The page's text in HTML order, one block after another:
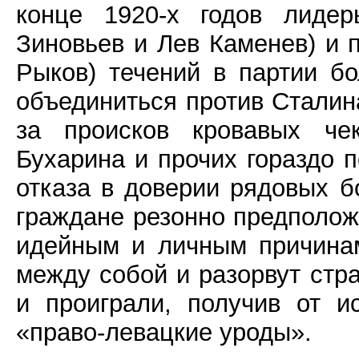
конце 1920-х годов
Зиновьев и Лев Каменев) и
Рыков) течений в партии
объединиться против
за происков кровавых
Бухарина и прочих гораздо
отказа в доверии рядовых
граждане резонно
идейным и личным
между собой и разорвут
и проиграли, получив от
«право-левацкие уроды».